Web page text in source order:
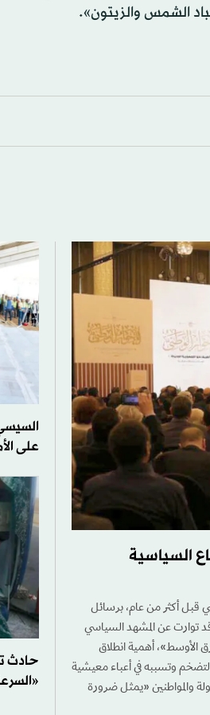
الشمس والزيتون».
السياسية
قبل أكثر من عام، برسائل
توارت عن المشهد السياسي
الأوسط»، أهمية انطلاق
وتسببه في أعباء معيشية
والمواطنين «يمثل ضرورة
على
حادث